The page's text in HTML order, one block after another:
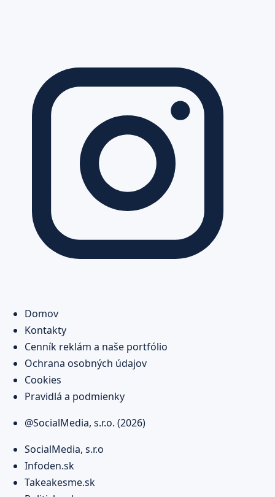
Domov
Kontakty
Cenník reklám a naše portfólio
Ochrana osobných údajov
Cookies
Pravidlá a podmienky
@SocialMedia, s.r.o. (2026)
SocialMedia, s.r.o
Infoden.sk
Takeakesme.sk